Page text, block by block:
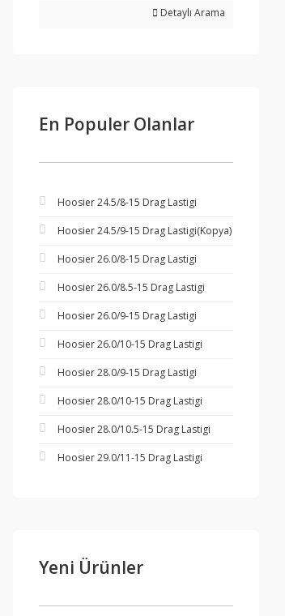
Detaylı Arama
En Populer Olanlar
Hoosier 24.5/8-15 Drag Lastigi
Hoosier 24.5/9-15 Drag Lastigi(Kopya)
Hoosier 26.0/8-15 Drag Lastigi
Hoosier 26.0/8.5-15 Drag Lastigi
Hoosier 26.0/9-15 Drag Lastigi
Hoosier 26.0/10-15 Drag Lastigi
Hoosier 28.0/9-15 Drag Lastigi
Hoosier 28.0/10-15 Drag Lastigi
Hoosier 28.0/10.5-15 Drag Lastigi
Hoosier 29.0/11-15 Drag Lastigi
Yeni Ürünler